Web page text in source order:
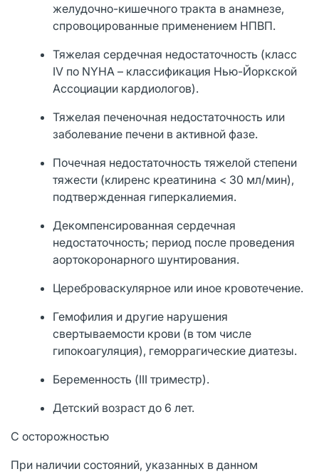
желудочно-кишечного тракта в анамнезе,
спровоцированные применением НПВП.
Тяжелая сердечная недостаточность (класс
IV по NYHA – классификация Нью-Йоркской
Ассоциации кардиологов).
Тяжелая печеночная недостаточность или
заболевание печени в активной фазе.
Почечная недостаточность тяжелой степени
тяжести (клиренс креатинина < 30 мл/мин),
подтвержденная гиперкалиемия.
Декомпенсированная сердечная
недостаточность; период после проведения
аортокоронарного шунтирования.
Цереброваскулярное или иное кровотечение.
Гемофилия и другие нарушения
свертываемости крови (в том числе
гипокоагуляция), геморрагические диатезы.
Беременность (III триместр).
Детский возраст до 6 лет.
С осторожностью
При наличии состояний, указанных в данном